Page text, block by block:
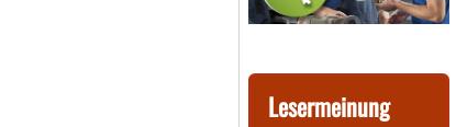
Lesermeinung